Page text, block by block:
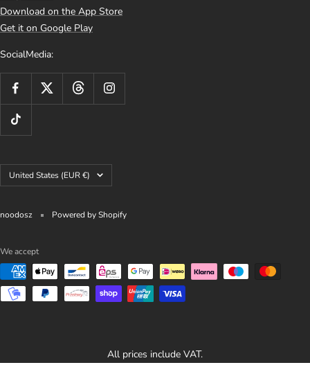
Download on the App Store
Get it on Google Play
SocialMedia:
Country/region
United States (EUR €)
noodosz Powered by Shopify
We accept
All prices include VAT.